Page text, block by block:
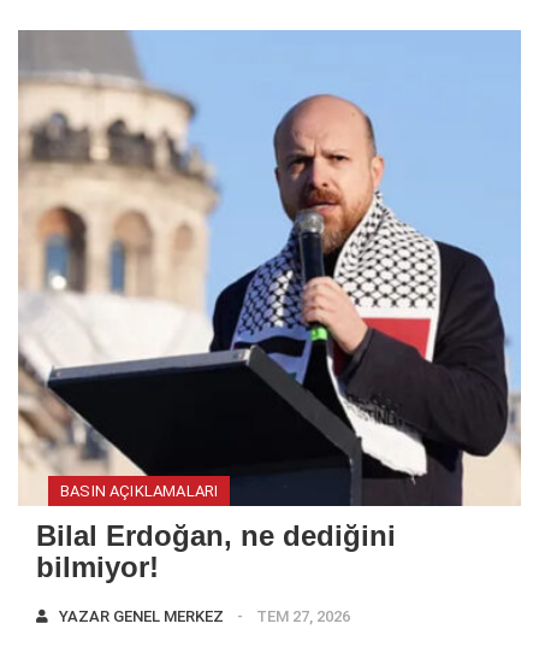
BASIN AÇIKLAMALARI
Bilal Erdoğan, ne dediğini
bilmiyor!
YAZAR GENEL MERKEZ TEM 27, 2026